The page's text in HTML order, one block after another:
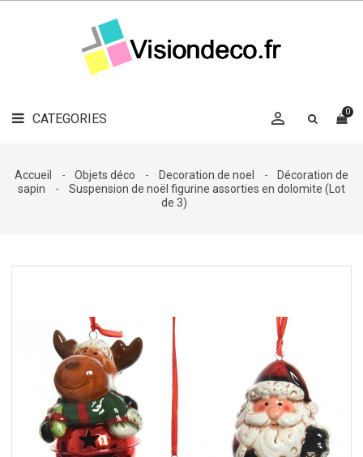
CATEGORIES 0

LE
MAG
DÉCO

DÉCO
OUTDOOR
Accueil Objets déco Decoration de noel
Décoration de
sapin
Suspension de noël figurine assorties en dolomite (Lot
de 3)